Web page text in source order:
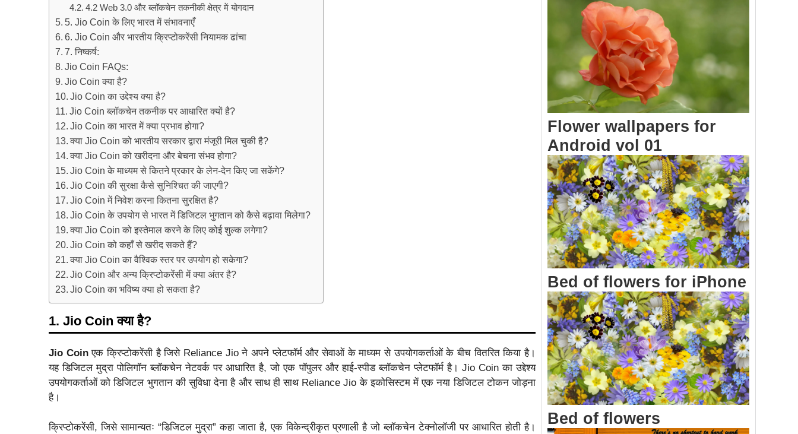
4.2 Web 3.0 और ब्लॉकचेन तकनीकी क्षेत्र में योगदान
5. Jio Coin के लिए भारत में संभावनाएँ
6. Jio Coin और भारतीय क्रिप्टोकरेंसी नियामक ढांचा
7. निष्कर्ष:
Jio Coin FAQs:
Jio Coin क्या है?
Jio Coin का उद्देश्य क्या है?
Jio Coin ब्लॉकचेन तकनीक पर आधारित क्यों है?
Jio Coin का भारत में क्या प्रभाव होगा?
क्या Jio Coin को भारतीय सरकार द्वारा मंजूरी मिल चुकी है?
क्या Jio Coin को खरीदना और बेचना संभव होगा?
Jio Coin के माध्यम से कितने प्रकार के लेन-देन किए जा सकेंगे?
Jio Coin की सुरक्षा कैसे सुनिश्चित की जाएगी?
Jio Coin में निवेश करना कितना सुरक्षित है?
Jio Coin के उपयोग से भारत में डिजिटल भुगतान को कैसे बढ़ावा मिलेगा?
क्या Jio Coin को इस्तेमाल करने के लिए कोई शुल्क लगेगा?
Jio Coin को कहाँ से खरीद सकते हैं?
क्या Jio Coin का वैश्विक स्तर पर उपयोग हो सकेगा?
Jio Coin और अन्य क्रिप्टोकरेंसी में क्या अंतर है?
Jio Coin का भविष्य क्या हो सकता है?
1. Jio Coin क्या है?
Jio Coinएक क्रिप्टोकरेंसी है जिसे Reliance Jio ने अपने प्लेटफॉर्म और सेवाओं के माध्यम से उपयोगकर्ताओं के बीच वितरित किया है।
यह डिजिटल मुद्रा पोलिगॉन ब्लॉकचेन नेटवर्क पर आधारित है, जो एक पॉपुलर और हाई-स्पीड ब्लॉकचेन प्लेटफॉर्म है। Jio Coin का उद्देश्य
उपयोगकर्ताओं को डिजिटल भुगतान की सुविधा देना है और साथ ही साथ Reliance Jio के इकोसिस्टम में एक नया डिजिटल टोकन जोड़ना
है।
क्रिप्टोकरेंसी, जिसे सामान्यतः “डिजिटल मुद्रा” कहा जाता है, एक विकेन्द्रीकृत प्रणाली है जो ब्लॉकचेन टेक्नोलॉजी पर आधारित होती है।
Flower wallpapers for
Android vol 01
Bed of flowers for iPhone
Bed of flowers